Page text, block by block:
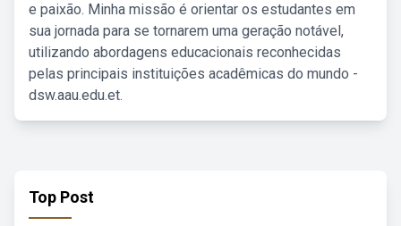
e paixão. Minha missão é orientar os estudantes em
sua jornada para se tornarem uma geração notável,
utilizando abordagens educacionais reconhecidas
pelas principais instituições acadêmicas do mundo -
dsw.aau.edu.et.
Top Post